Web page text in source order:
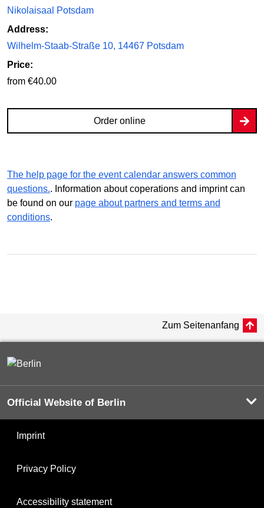
Nikolaisaal Potsdam
Address:
Wilhelm-Staab-Straße 10, 14467 Potsdam
Price:
from €40.00
Order online
The help page for the event calendar answers common
questions.. Information about coperations and imprint can
be found on our page about partners and terms and
conditions.
Zum Seitenanfang
Official Website of Berlin
Imprint
Privacy Policy
Accessibility statement